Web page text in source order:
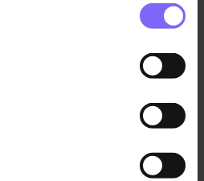
Burgerzaken is een prè;
klantcontact en
binnen hospitality,
overheid of vergelijkbare
binnen de overheid is